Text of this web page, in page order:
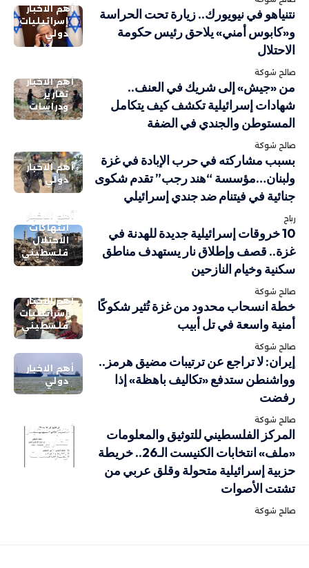
أهم الاخبار
إسرائيليات
دولي
نتنياهو في نيويورك.. زيارة تحت الحراسة
و«كابوس أمني» يلاحق رئيس حكومة
الاحتلال
صالح شوكة
أهم الاخبار
تقارير
ودراسات
من «جيش» إلى شريك في العنف..
شهادات إسرائيلية تكشف كيف يتكامل
المستوطن والجندي في الضفة
صالح شوكة
أهم الاخبار
دولي
بسبب مشاركته في حرب الإبادة في غزة
ولبنان…مؤسسة “هند رجب” تقدم شكوى
جنائية في فيتنام ضد جندي إسرائيلي
رباح
أهم الاخبار
انتهاكات
الاحتلال
فلسطيني
10 خروقات إسرائيلية جديدة للهدنة في
غزة.. قصف وإطلاق نار يستهدف مناطق
سكنية وخيام النازحين
صالح شوكة
أهم الاخبار
إسرائيليات
فلسطيني
خطة انسحاب محدود من غزة تُثير شكوكًا
أمنية واسعة في تل أبيب
صالح شوكة
أهم الاخبار
دولي
إيران: لا تراجع عن ترتيبات مضيق هرمز..
وواشنطن ستدفع «تكاليف باهظة» إذا
رفضت
صالح شوكة
أهم الاخبار
تقارير
ودراسات
المركز الفلسطيني للتوثيق والمعلومات
«ملف» انتخابات الكنيست الـ26.. خريطة
حزبية إسرائيلية متحولة وقلق عربي من
تشتت الأصوات
صالح شوكة